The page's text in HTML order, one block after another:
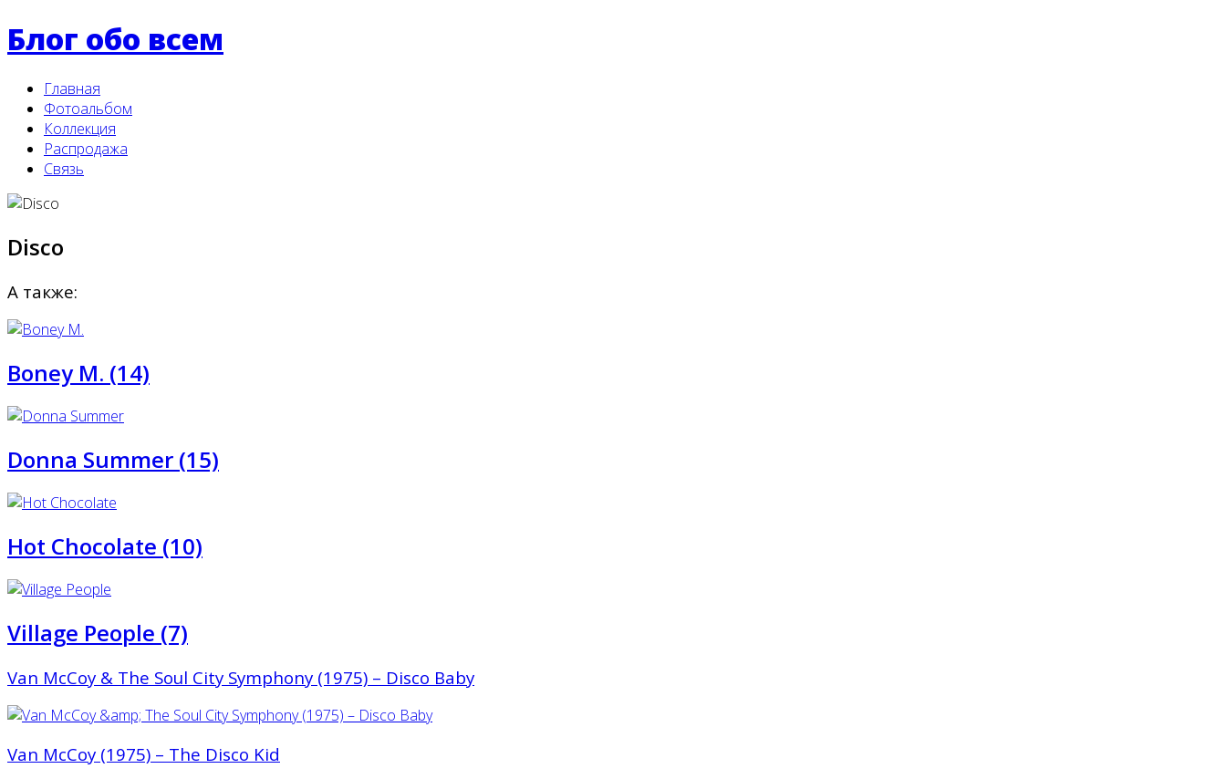
Блог обо всем
Главная
Фотоальбом
Коллекция
Распродажа
Связь
Disco
А также:
Boney M. (14)
Donna Summer (15)
Hot Chocolate (10)
Village People (7)
Van McCoy & The Soul City Symphony (1975) ‎– Disco Baby
Van McCoy (1975) – The Disco Kid